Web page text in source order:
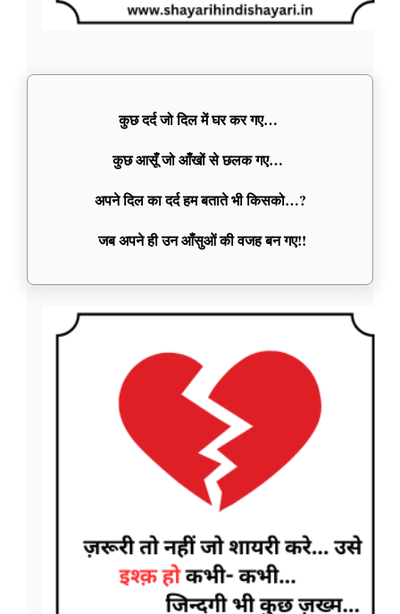
कुछ दर्द जो दिल में घर कर गए…
कुछ आसूँ जो आँखों से छलक गए…
अपने दिल का दर्द हम बताते भी किसको…?
जब अपने ही उन आँसुओं की वजह बन गए!!